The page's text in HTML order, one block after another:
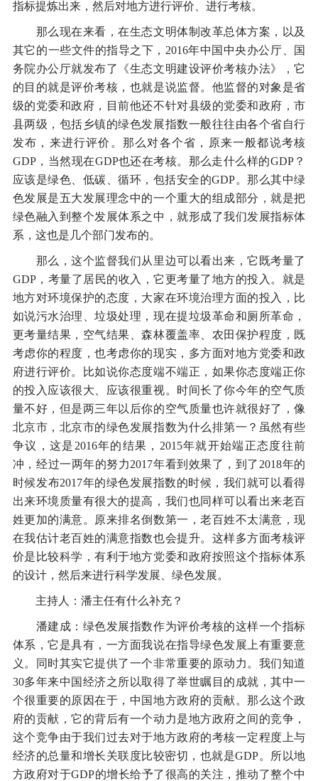
指标提炼出来，然后对地方进行评价、进行考核。
那么现在来看，在生态文明体制改革总体方案，以及
其它的一些文件的指导之下，2016年中国中央办公厅、国
务院办公厅就发布了《生态文明建设评价考核办法》，它
的目的就是评价考核，也就是说监督。他监督的对象是省
级的党委和政府，目前他还不针对县级的党委和政府，市
县两级，包括乡镇的绿色发展指数一般往往由各个省自行
发布，来进行评价。那么对各个省，原来一般都说考核
GDP，当然现在GDP也还在考核。那么走什么样的GDP？
应该是绿色、低碳、循环，包括安全的GDP。那么其中绿
色发展是五大发展理念中的一个重大的组成部分，就是把
绿色融入到整个发展体系之中，就形成了我们发展指标体
系，这也是几个部门发布的。
那么，这个监督我们从里边可以看出来，它既考量了
GDP，考量了居民的收入，它更考量了地方的投入。就是
地方对环境保护的态度，大家在环境治理方面的投入，比
如说污水治理、垃圾处理，现在提垃圾革命和厕所革命，
更考量结果，空气结果、森林覆盖率、农田保护程度，既
考虑你的程度，也考虑你的现实，多方面对地方党委和政
府进行评价。比如说你态度端不端正，如果你态度端正你
的投入应该很大、应该很重视。时间长了你今年的空气质
量不好，但是两三年以后你的空气质量也许就很好了，像
北京市，北京市的绿色发展指数为什么排第一？虽然有些
争议，这是2016年的结果，2015年就开始端正态度往前
冲，经过一两年的努力2017年看到效果了，到了2018年的
时候发布2017年的绿色发展指数的时候，我们就可以看得
出来环境质量有很大的提高，我们也同样可以看出来老百
姓更加的满意。原来排名倒数第一，老百姓不太满意，现
在我估计老百姓的满意指数也会提升。这样多方面考核评
价是比较科学，有利于地方党委和政府按照这个指标体系
的设计，然后来进行科学发展、绿色发展。
主持人：潘主任有什么补充？
潘建成：绿色发展指数作为评价考核的这样一个指标
体系，它是具有，一方面我说在指导绿色发展上有重要意
义。同时其实它提供了一个非常重要的原动力。我们知道
30多年来中国经济之所以取得了举世瞩目的成就，其中一
个很重要的原因在于，中国地方政府的贡献。那么这个政
府的贡献，它的背后有一个动力是地方政府之间的竞争，
这个竞争由于我们过去对于地方政府的考核一定程度上与
经济的总量和增长关联度比较密切，也就是GDP。所以地
方政府对于GDP的增长给予了很高的关注，推动了整个中